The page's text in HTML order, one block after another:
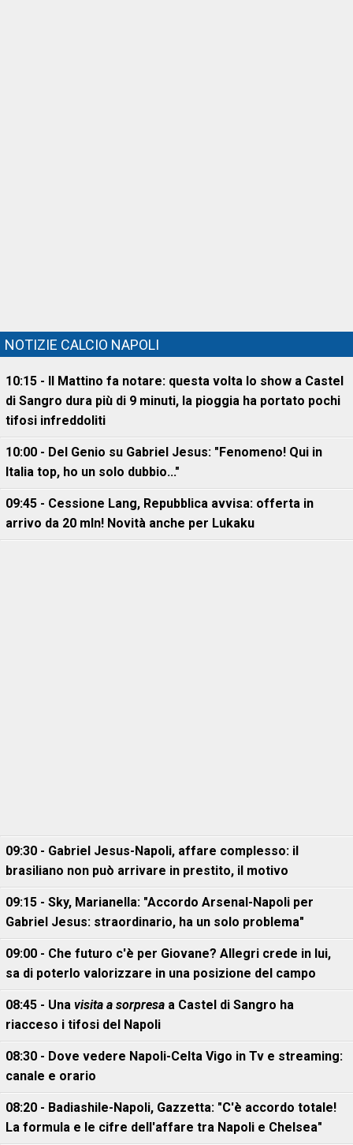
NOTIZIE CALCIO NAPOLI
10:15 - Il Mattino fa notare: questa volta lo show a Castel
di Sangro dura più di 9 minuti, la pioggia ha portato pochi
tifosi infreddoliti
10:00 - Del Genio su Gabriel Jesus: "Fenomeno! Qui in
Italia top, ho un solo dubbio..."
09:45 - Cessione Lang, Repubblica avvisa: offerta in
arrivo da 20 mln! Novità anche per Lukaku
09:30 - Gabriel Jesus-Napoli, affare complesso: il
brasiliano non può arrivare in prestito, il motivo
09:15 - Sky, Marianella: "Accordo Arsenal-Napoli per
Gabriel Jesus: straordinario, ha un solo problema"
09:00 - Che futuro c'è per Giovane? Allegri crede in lui,
sa di poterlo valorizzare in una posizione del campo
08:45 - Una visita a sorpresa a Castel di Sangro ha
riacceso i tifosi del Napoli
08:30 - Dove vedere Napoli-Celta Vigo in Tv e streaming:
canale e orario
08:20 - Badiashile-Napoli, Gazzetta: "C'è accordo totale!
La formula e le cifre dell'affare tra Napoli e Chelsea"